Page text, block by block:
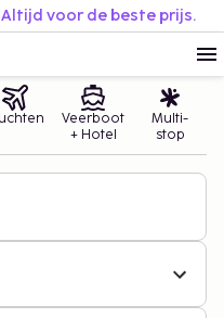
voor de beste prijs.
Veerboot
+ Hotel
Multi-
stop